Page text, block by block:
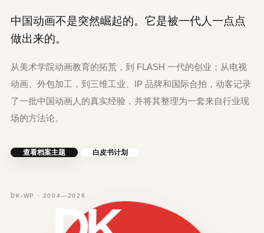
中国动画不是突然崛起的。它是被一代人一点点
做出来的。
从美术学院动画教育的拓荒，到 FLASH 一代的创业；从电视
动画、外包加工，到三维工业、IP 品牌和国际合拍，动客记录
了一批中国动画人的真实经验，并将其整理为一套来自行业现
场的方法论。
查看档案主题 白皮书计划
DK-WP · 2004—2026